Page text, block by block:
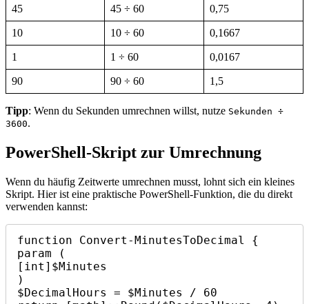
45 45 ÷ 60 0,75
10 10 ÷ 60 0,1667
1 1 ÷ 60 0,0167
90 90 ÷ 60 1,5
Tipp: Wenn du Sekunden umrechnen willst, nutze Sekunden ÷
3600.
PowerShell-Skript zur Umrechnung
Wenn du häufig Zeitwerte umrechnen musst, lohnt sich ein kleines
Skript. Hier ist eine praktische PowerShell-Funktion, die du direkt
verwenden kannst:
function Convert-MinutesToDecimal {
param (
[int]$Minutes
)
$DecimalHours = $Minutes / 60